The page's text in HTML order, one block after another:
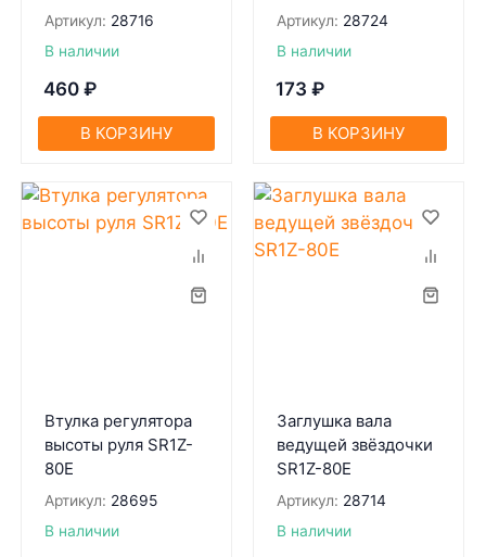
Артикул: 28716
В наличии
460 ₽
В КОРЗИНУ
Артикул: 28724
В наличии
173 ₽
В КОРЗИНУ
Втулка регулятора
высоты руля SR1Z-
80Е
Артикул: 28695
В наличии
Заглушка вала
ведущей звёздочки
SR1Z-80Е
Артикул: 28714
В наличии